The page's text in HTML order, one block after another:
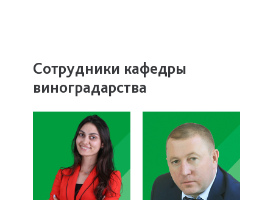
Сотрудники кафедры
виноградарства